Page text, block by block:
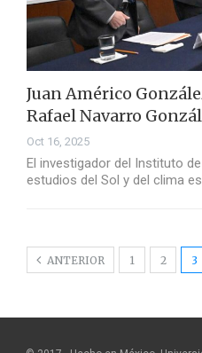
Juan Américo
Rafael Navarro
Oct 16, 2025
El investigador del Instituto
estudios del Sol y del clima
ANTERIOR 1 2 3